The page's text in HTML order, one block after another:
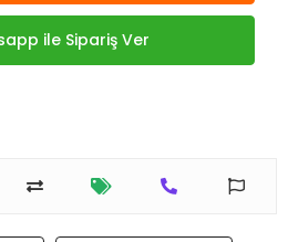
ile Sipariş Ver